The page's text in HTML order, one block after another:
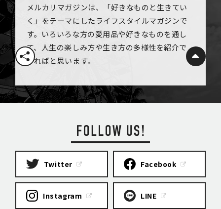
メルカリマガジンは、「好きなものと生きてい
く」をテーマにしたライフスタイルマガジンで
す。いろいろな方の愛用品や好きなものを通し
て、人生の楽しみ方や生き方の多様性を紹介で
きればと思います。
Twitter Facebook
Instagram LINE